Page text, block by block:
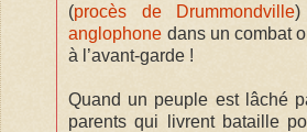
(procès de Drummondville
anglophone dans un combat
à l’avant-garde !
Quand un peuple est lâché
parents qui livrent bataille